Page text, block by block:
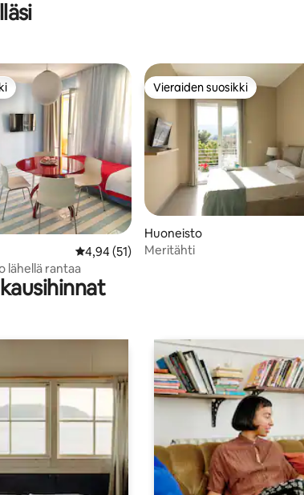
arvostelua
Keskimääräinen arvio 4,94/5, 51 arvostelua
4,94 (51)
lähellä rantaa
Vieraiden suosikki
Vieraiden suosikki
Huoneisto
Meritähti